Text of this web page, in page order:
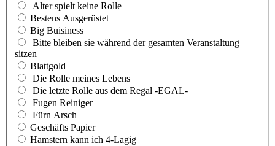
Alter spielt keine Rolle
Bestens Ausgerüstet
Big Buisiness
Bitte bleiben sie während der gesamten Veranstaltung
sitzen
Blattgold
Die Rolle meines Lebens
Die letzte Rolle aus dem Regal -EGAL-
Fugen Reiniger
Fürn Arsch
Geschäfts Papier
Hamstern kann ich 4-Lagig